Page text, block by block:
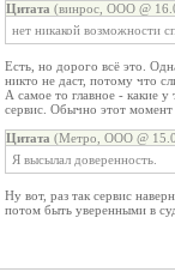
Цитата (винрос, ООО @
нет никакой возможности
Есть, но дорого всё это.
никто не даст, потому что
А самое то главное - какие у
сервис. Обычно этот момент
Цитата (Метро, ООО @
Я высылал доверенность.
Ну вот, раз так сервис
потом быть уверенными в